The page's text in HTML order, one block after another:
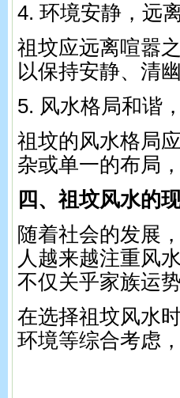
4. 环境安静，远
祖坟应远离喧嚣
以保持安静、清
5. 风水格局和谐
祖坟的风水格局
杂或单一的布局
四、祖坟风水的
随着社会的发展
人越来越注重风
不仅关乎家族运
在选择祖坟风水
环境等综合考虑